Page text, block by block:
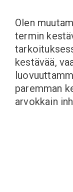
Olen
termin
kestävää,
paremman
arvokkain